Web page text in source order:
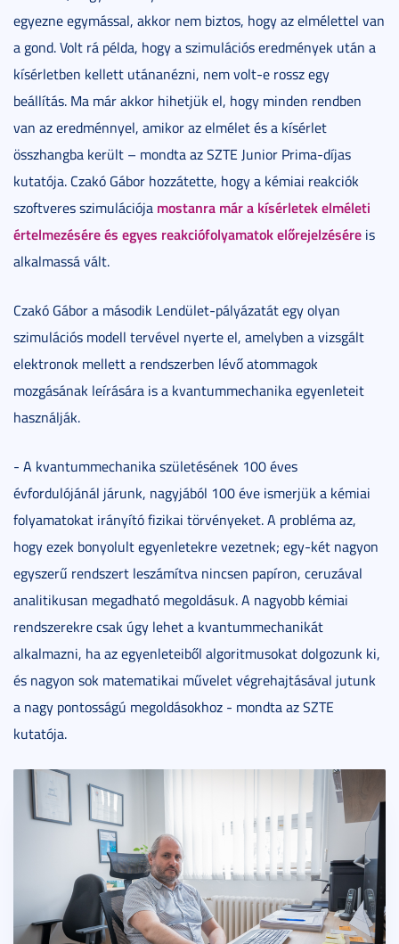
egyezne egymással, akkor nem biztos, hogy az elmélettel van
a gond. Volt rá példa, hogy a szimulációs eredmények után a
kísérletben kellett utánanézni, nem volt-e rossz egy
beállítás. Ma már akkor hihetjük el, hogy minden rendben
van az eredménnyel, amikor az elmélet és a kísérlet
összhangba került – mondta az SZTE Junior Prima-díjas
kutatója. Czakó Gábor hozzátette, hogy a kémiai reakciók
szoftveres szimulációja mostanra már a kísérletek elméleti
értelmezésére és egyes reakciófolyamatok előrejelzésére is
alkalmassá vált.
Czakó Gábor a második Lendület-pályázatát egy olyan
szimulációs modell tervével nyerte el, amelyben a vizsgált
elektronok mellett a rendszerben lévő atommagok
mozgásának leírására is a kvantummechanika egyenleteit
használják.
- A kvantummechanika születésének 100 éves
évfordulójánál járunk, nagyjából 100 éve ismerjük a kémiai
folyamatokat irányító fizikai törvényeket. A probléma az,
hogy ezek bonyolult egyenletekre vezetnek; egy-két nagyon
egyszerű rendszert leszámítva nincsen papíron, ceruzával
analitikusan megadható megoldásuk. A nagyobb kémiai
rendszerekre csak úgy lehet a kvantummechanikát
alkalmazni, ha az egyenleteiből algoritmusokat dolgozunk ki,
és nagyon sok matematikai művelet végrehajtásával jutunk
a nagy pontosságú megoldásokhoz - mondta az SZTE
kutatója.